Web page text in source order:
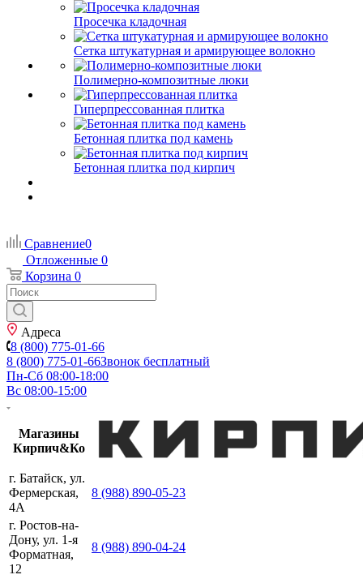
Просечка кладочная
Сетка штукатурная и армирующее волокно
Полимерно-композитные люки
Гиперпрессованная плитка
Бетонная плитка под камень
Бетонная плитка под кирпич
Сравнение0
Отложенные 0
Корзина 0
Адреса
8 (800) 775-01-66
8 (800) 775-01-66Звонок бесплатный
Пн-Сб 08:00-18:00
Вс 08:00-15:00
Магазины
Кирпич&Ко
г. Батайск, ул.
Фермерская,
4А
8 (988) 890-05-23
г. Ростов-на-
Дону, ул. 1-я
Форматная,
12
8 (988) 890-04-24